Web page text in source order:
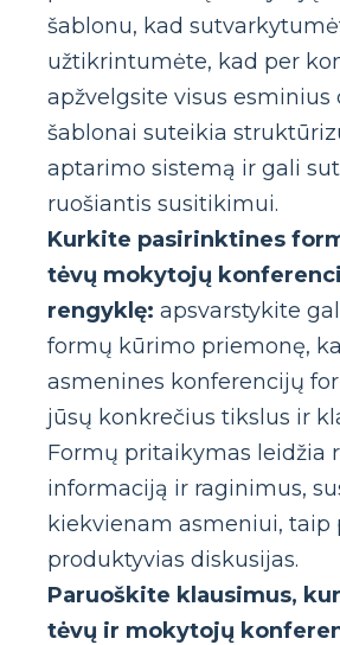
šablonu, kad
užtikrintumėte, kad per
apžvelgsite visus esminius
šablonai suteikia
aptarimo sistemą ir gali
ruošiantis susitikimui.
Kurkite pasirinktines
tėvų mokytojų
rengyklę: apsvarstykite
formų kūrimo priemonę,
asmenines konferencijų
jūsų konkrečius tikslus ir
Formų pritaikymas leidžia
informaciją ir raginimus,
kiekvienam asmeniui, taip
produktyvias diskusijas.
Paruoškite klausimus,
tėvų ir mokytojų